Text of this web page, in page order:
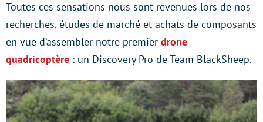
Toutes ces sensations nous sont revenues lors de nos
recherches, études de marché et achats de composants
en vue d’assembler notre premier drone
quadricoptère : un Discovery Pro de Team BlackSheep.